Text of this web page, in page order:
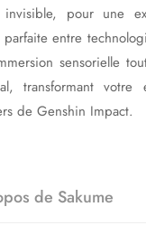
invisible, pour une
parfaite entre
sensorielle
transformant
de Genshin Impact.
de Sakume